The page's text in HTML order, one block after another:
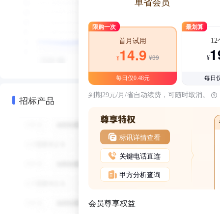
招标产品
限购一次
首月试用
¥14.9 ¥39
每日仅0.48元
最划算
12
¥
每日
到期29元/月/省自动续费，可随时取消。
标讯详情查看
关键电话直连
甲方分析查询
会员尊享权益